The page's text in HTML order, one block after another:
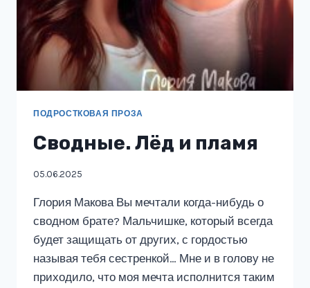
ПОДРОСТКОВАЯ ПРОЗА
Сводные. Лёд и пламя
05.06.2025
Глория Макова Вы мечтали когда-нибудь о
сводном брате? Мальчишке, который всегда
будет защищать от других, с гордостью
называя тебя сестренкой… Мне и в голову не
приходило, что моя мечта исполнится таким